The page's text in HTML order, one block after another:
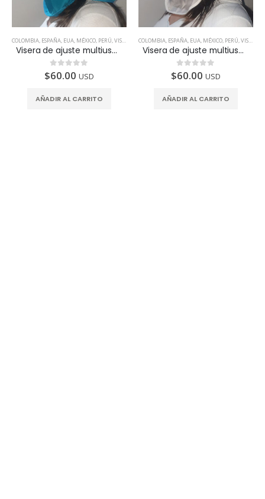
COLOMBIA ESPAÑA EUA MÉXICO PERÚ VISERA
Visera de ajuste multiusos (4 piezas) – Azul. Disponible en México, Colombia, USA, Perú y España
0de 5
$60.00 USD
AÑADIR AL CARRITO
COLOMBIA ESPAÑA EUA MÉXICO PERÚ VISERA
Visera de ajuste multiusos (4 piezas) – Beige. Disponible en México, Colombia, USA, Perú y España
0de 5
$60.00 USD
AÑADIR AL CARRITO